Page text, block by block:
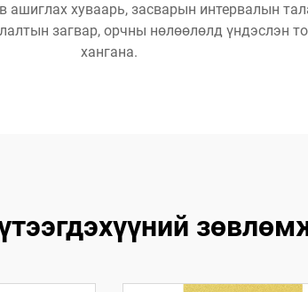
хуваарь, засварын интервалын
загвар, орчны нөлөөлөлд үндэслэн
хангана.